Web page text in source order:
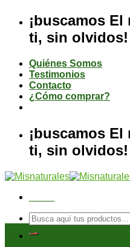
contenido
¡buscamos
ti, sin olvidos!
Quiénes Somos
Testimonios
Contacto
¿Cómo comprar?
¡buscamos
ti, sin olvidos!
Buscar
por:
Tienda